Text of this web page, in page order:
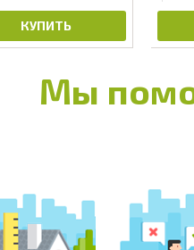
КУПИТЬ
Мы